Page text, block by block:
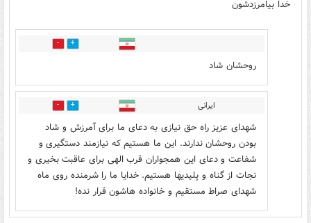
خدا بیامرزدشون
6
روحشان شاد
ایرانی 0
شهدای عزیز راه حق نیازی به دعای ما برای آمرزش و شاد
بودن روحشان ندارند. این ما هستیم که نیازمند دستگیری و
شفاعت و دعای این همجواران قرب الهی برای عاقبت بخیری و
نجات از گناه و پلیدیها هستیم. خدایا ما را شرمنده روی ماه
شهدای صراط مستقیم و خانواده هاشون قرار نده!